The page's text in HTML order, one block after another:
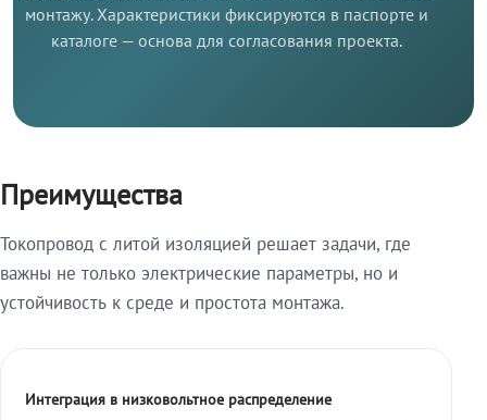
монтажу. Характеристики фиксируются в паспорте и
каталоге — основа для согласования проекта.
Преимущества
Токопровод с литой изоляцией решает задачи, где
важны не только электрические параметры, но и
устойчивость к среде и простота монтажа.
Интеграция в низковольтное распределение